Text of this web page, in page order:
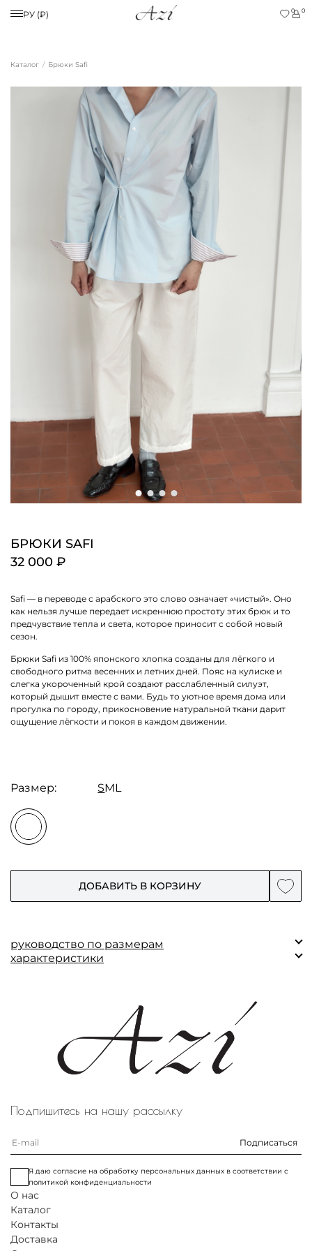
РУ (₽) 0 0
Каталог Брюки Safi
БРЮКИ SAFI
32 000 ₽
Safi — в переводе с арабского это слово означает «чистый». Оно
как нельзя лучше передает искреннюю простоту этих брюк и то
предчувствие тепла и света, которое приносит с собой новый
сезон.
Брюки Safi из 100% японского хлопка созданы для лёгкого и
свободного ритма весенних и летних дней. Пояс на кулиске и
слегка укороченный крой создают расслабленный силуэт,
который дышит вместе с вами. Будь то уютное время дома или
прогулка по городу, прикосновение натуральной ткани дарит
ощущение лёгкости и покоя в каждом движении.
Размер: SML
ДОБАВИТЬ В КОРЗИНУ
руководство по размерам
Замеры (см)
107 117
Длина изделия 87 89
Высота посадки
пахового шва до
Размер на модели: M
Параметры модели (см): 171 / 89 / 65 / 88
характеристики
Подпишитесь на нашу рассылку
Подписаться
Я даю согласие на обработку персональных данных в соответствии с
политикой конфиденциальности
О нас
Каталог
Контакты
Доставка